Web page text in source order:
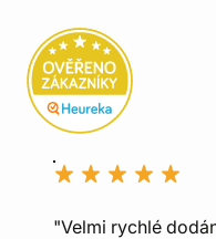
"Velmi rychlé